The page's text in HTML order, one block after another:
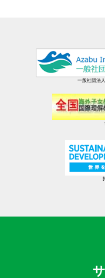
一般社団法